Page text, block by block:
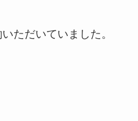
ただいていました。